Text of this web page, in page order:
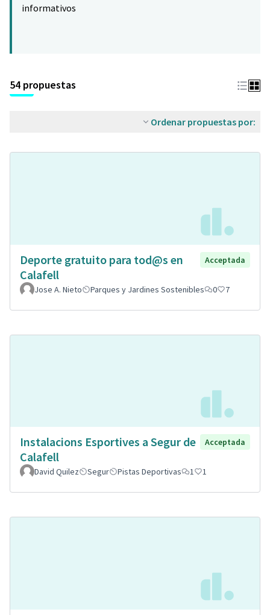
informativos
54 propuestas
Ordenar propuestas por:
Deporte gratuito para tod@s en
Calafell
Acceptada
Jose A. Nieto Parques y Jardines Sostenibles 0 7
Instalacions Esportives a Segur de
Calafell
Acceptada
David Quilez Segur Pistas Deportivas 1 1